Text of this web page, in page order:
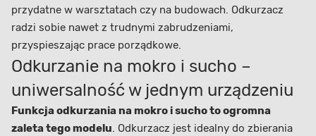
przydatne w warsztatach czy na budowach. Odkurzacz
radzi sobie nawet z trudnymi zabrudzeniami,
przyspieszając prace porządkowe.
Odkurzanie na mokro i sucho –
uniwersalność w jednym urządzeniu
Funkcja odkurzania na mokro i sucho to ogromna
zaleta tego modelu. Odkurzacz jest idealny do zbierania